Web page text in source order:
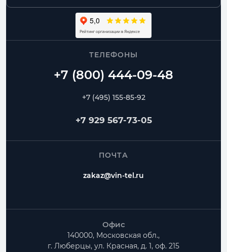
ТЕЛЕФОНЫ
+7 (495) 155-85-92
+7 929 567-73-05
ПОЧТА
zakaz@vin-tel.ru
Офис
140000, Московская обл.,
г. Люберцы, ул. Красная, д. 1, оф. 215